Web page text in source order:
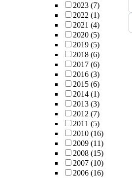
2023 (7)
2022 (1)
2021 (4)
2020 (5)
2019 (5)
2018 (6)
2017 (6)
2016 (3)
2015 (6)
2014 (1)
2013 (3)
2012 (7)
2011 (5)
2010 (16)
2009 (11)
2008 (15)
2007 (10)
2006 (16)